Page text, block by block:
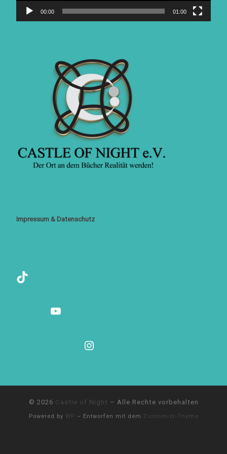
00:00 01:00
Impressum & Datenschutz
TikTok
YouTube
Instagram
© 2026 Castle of Night – Alle Rechte vorbehalten
Powered by WP – Entworfen mit dem Customizr-Theme